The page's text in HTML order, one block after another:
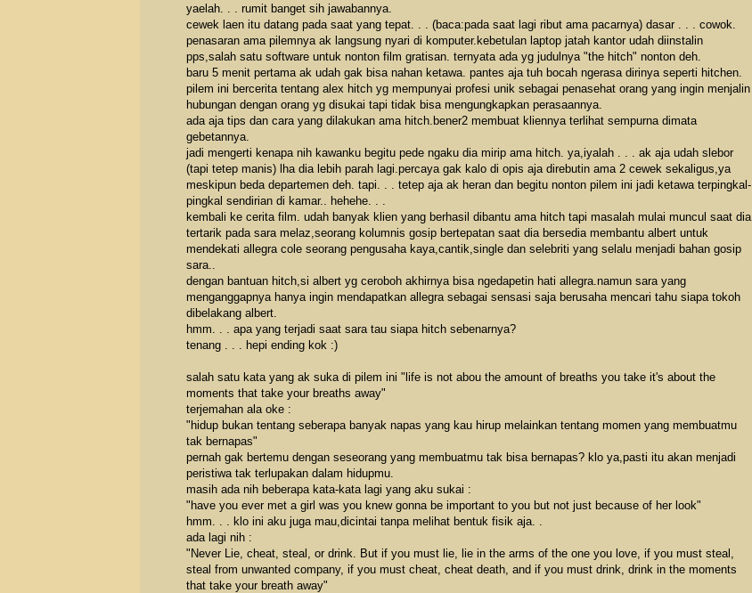
yaelah. . . rumit banget sih jawabannya.
cewek laen itu datang pada saat yang tepat. . . (baca:pada saat lagi ribut ama pacarnya) dasar . . . cowok.
penasaran ama pilemnya ak langsung nyari di komputer.kebetulan laptop jatah kantor udah diinstalin
pps,salah satu software untuk nonton film gratisan. ternyata ada yg judulnya "the hitch" nonton deh.
baru 5 menit pertama ak udah gak bisa nahan ketawa. pantes aja tuh bocah ngerasa dirinya seperti hitchen.
pilem ini bercerita tentang alex hitch yg mempunyai profesi unik sebagai penasehat orang yang ingin menjalin
hubungan dengan orang yg disukai tapi tidak bisa mengungkapkan perasaannya.
ada aja tips dan cara yang dilakukan ama hitch.bener2 membuat kliennya terlihat sempurna dimata
gebetannya.
jadi mengerti kenapa nih kawanku begitu pede ngaku dia mirip ama hitch. ya,iyalah . . . ak aja udah slebor
(tapi tetep manis) lha dia lebih parah lagi.percaya gak kalo di opis aja direbutin ama 2 cewek sekaligus,ya
meskipun beda departemen deh. tapi. . . tetep aja ak heran dan begitu nonton pilem ini jadi ketawa terpingkal-
pingkal sendirian di kamar.. hehehe. . .
kembali ke cerita film. udah banyak klien yang berhasil dibantu ama hitch tapi masalah mulai muncul saat dia
tertarik pada sara melaz,seorang kolumnis gosip bertepatan saat dia bersedia membantu albert untuk
mendekati allegra cole seorang pengusaha kaya,cantik,single dan selebriti yang selalu menjadi bahan gosip
sara..
dengan bantuan hitch,si albert yg ceroboh akhirnya bisa ngedapetin hati allegra.namun sara yang
menganggapnya hanya ingin mendapatkan allegra sebagai sensasi saja berusaha mencari tahu siapa tokoh
dibelakang albert.
hmm. . . apa yang terjadi saat sara tau siapa hitch sebenarnya?
tenang . . . hepi ending kok :)
salah satu kata yang ak suka di pilem ini "life is not abou the amount of breaths you take it's about the
moments that take your breaths away"
terjemahan ala oke :
"hidup bukan tentang seberapa banyak napas yang kau hirup melainkan tentang momen yang membuatmu
tak bernapas"
pernah gak bertemu dengan seseorang yang membuatmu tak bisa bernapas? klo ya,pasti itu akan menjadi
peristiwa tak terlupakan dalam hidupmu.
masih ada nih beberapa kata-kata lagi yang aku sukai :
"have you ever met a girl was you knew gonna be important to you but not just because of her look"
hmm. . . klo ini aku juga mau,dicintai tanpa melihat bentuk fisik aja. .
ada lagi nih :
"Never Lie, cheat, steal, or drink. But if you must lie, lie in the arms of the one you love, if you must steal,
steal from unwanted company, if you must cheat, cheat death, and if you must drink, drink in the moments
that take your breath away"